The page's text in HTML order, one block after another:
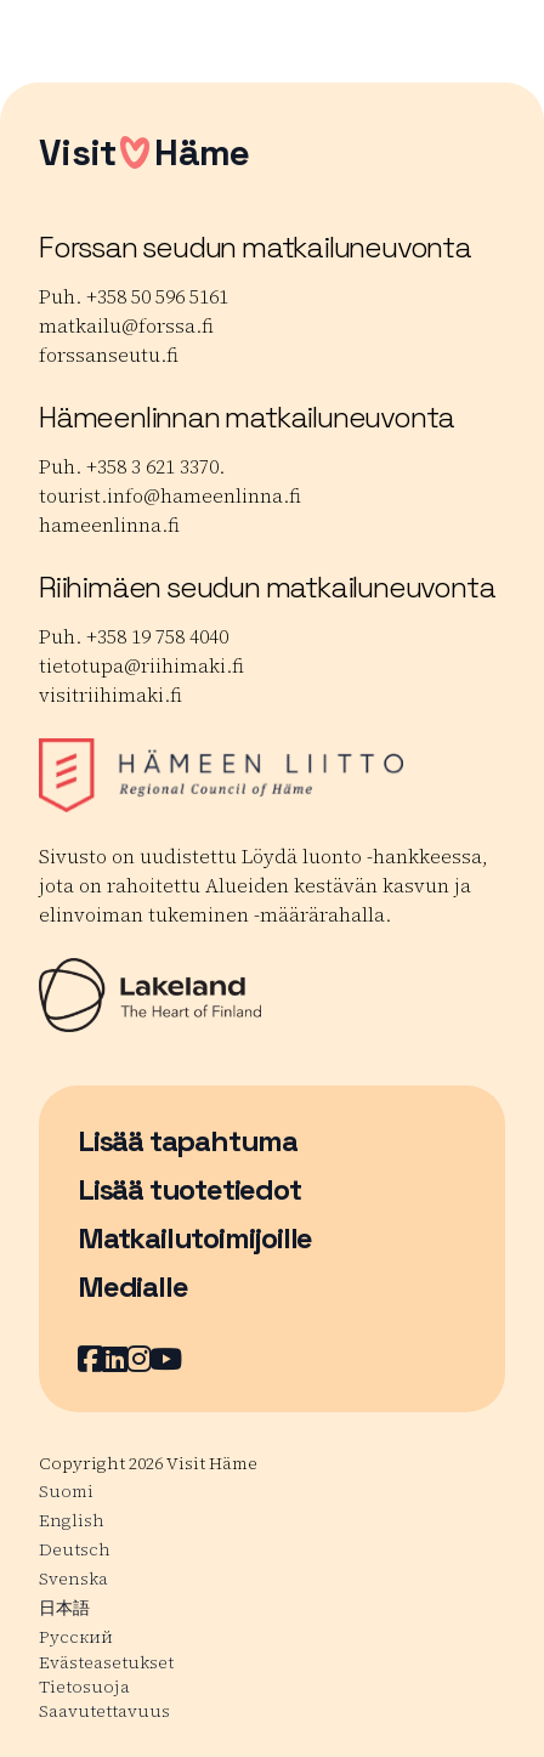
Visit Häme
Forssan seudun matkailuneuvonta
Puh. +358 50 596 5161
matkailu@forssa.fi
forssanseutu.fi
Hämeenlinnan matkailuneuvonta
Puh. +358 3 621 3370.
tourist.info@hameenlinna.fi
hameenlinna.fi
Riihimäen seudun matkailuneuvonta
Puh. +358 19 758 4040
tietotupa@riihimaki.fi
visitriihimaki.fi
Sivusto on uudistettu Löydä luonto -hankkeessa,
jota on rahoitettu Alueiden kestävän kasvun ja
elinvoiman tukeminen -määrärahalla.
Lisää tapahtuma
Sivu avautuu uudessa ikkunassa
Lisää tuotetiedot
Matkailutoimijoille
Medialle
Facebook
Sivu avautuu uudessa ikkunassa
LinkedIn
Sivu avautuu uudessa ikkunassa
Instagram
Sivu avautuu uudessa
YouTube
Sivu avautuu uudessa
Copyright 2026 Visit Häme
Suomi
English
Deutsch
Svenska
日本語
Русский
Evästeasetukset
Tietosuoja
Saavutettavuus